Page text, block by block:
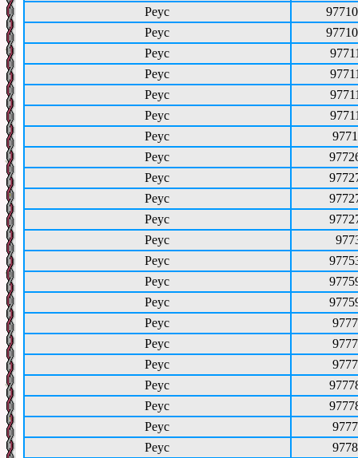
Реус
Реус
Реус
Реус
Реус
Реус
Реус
Реус
Реус
Реус
Реус
Реус
Реус
Реус
Реус
Реус
Реус
Реус
Реус
Реус
Реус
Реус